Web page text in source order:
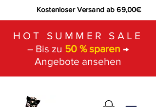
Kostenloser Versand ab 69,00€
HOT SUMMER SALE
– Bis zu 50 % sparen →
Angebote ansehen